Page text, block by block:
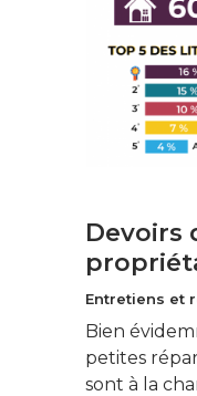
Devoirs
Entretiens et
Bien
petites
sont à la